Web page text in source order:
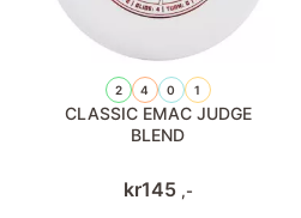
2 4 0 1
CLASSIC EMAC JUDGE
BLEND
kr145 ,-